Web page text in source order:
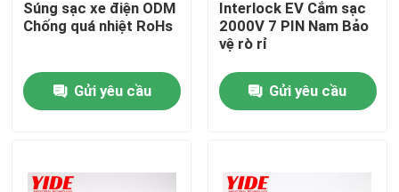
Nhà
Súng sạc xe điện ODM
Chống quá nhiệt RoHs
Gửi yêu cầu
Interlock EV Cắm sạc
2000V 7 PIN Nam Bảo
vệ rò rỉ
Gửi yêu cầu